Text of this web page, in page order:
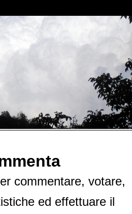
commentare, votare,
ed effettuare il